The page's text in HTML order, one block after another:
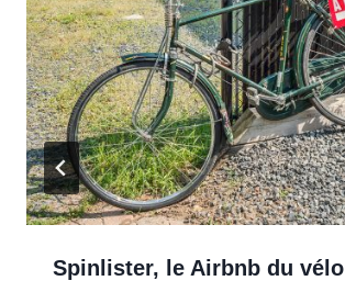
Spinlister, le Airbnb du vélo